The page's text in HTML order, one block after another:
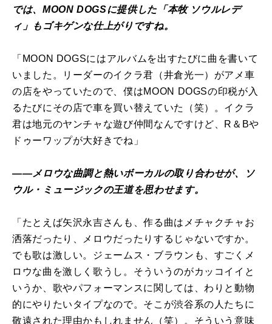
では、MOON DOGSに提供した「本牧 ソウルレデ
ィ」もゴキゲンな仕上がりですね。
「MOON DOGSにはアルバムを出すたびに曲を書いて
いました。リーダーのイクラ君（井倉光一）がアメ車
の店をやっていたので、僕はMOON DOGSの印税が入
るたびにその店で車を買い替えていた（笑）。イクラ
君は地元のヤンチャな遊び仲間なんですけど、R＆Bや
ドゥーワップが大好きでね」
――メロウな曲調と熱いボーカルの取り合わせが、ソ
ウル・ミュージックの王道を思わせます。
「たとえば矢沢永吉さんも、作る曲はメチャクチャお
洒落だったり、メロウだったりするじゃないですか。
でも歌は激しい。ジェームス・ブラウンも、すごくメ
ロウな曲を激しく歌うし。そういうのがカッコイイと
いうか、歌やパフォーマンスに関しては、わりと動物
的にやりたいタイプなので。そこが渋谷系の人たちに
敬遠された理由かもしれません（笑）。そういう意味